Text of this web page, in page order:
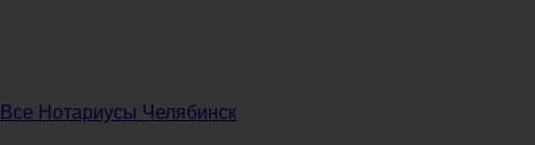
Все Нотариусы Челябинск